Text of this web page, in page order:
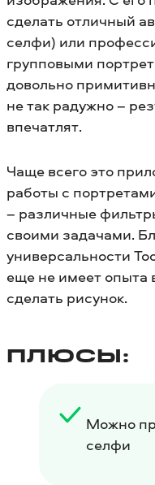
сделать отличный
селфи) или
групповыми
довольно
не так радужно –
впечатлят.
Чаще всего это
работы с
– различные
своими задачами.
универсальности
еще не имеет опыта
сделать рисунок.
ПЛЮСЫ:
Можно
селфи